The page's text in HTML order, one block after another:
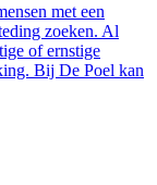
met een
zoeken. Al
of ernstige
Bij De Poel kan